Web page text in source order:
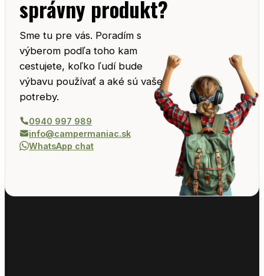
správny produkt?
Sme tu pre vás. Poradím s
výberom podľa toho kam
cestujete, koľko ľudí bude
výbavu používať a aké sú vaše
potreby.
0940 997 989
info@campermaniac.sk
WhatsApp chat